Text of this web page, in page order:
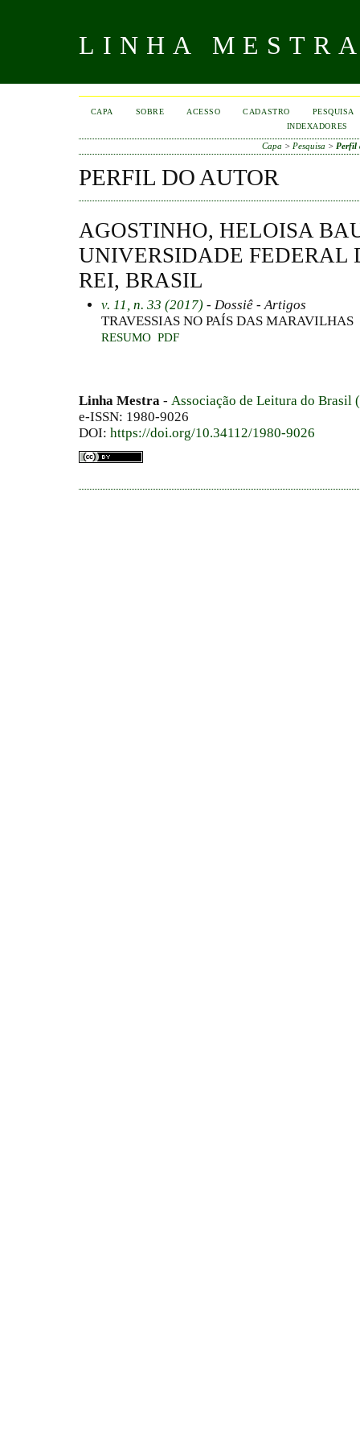
LINHA
CAPA SOBRE ACESSO CADASTRO
PESQUISA
INDEXADORES
Capa > Pesquisa > Perfil
PERFIL DO AUTOR
AGOSTINHO, HELOISA
UNIVERSIDADE FEDERAL
REI, BRASIL
v. 11, n. 33 (2017) - Dossiê - Artigos
TRAVESSIAS NO PAÍS DAS MARAVILHAS
RESUMO PDF
Linha Mestra - Associação de Leitura do Brasil
e-ISSN: 1980-9026
DOI: https://doi.org/10.34112/1980-9026